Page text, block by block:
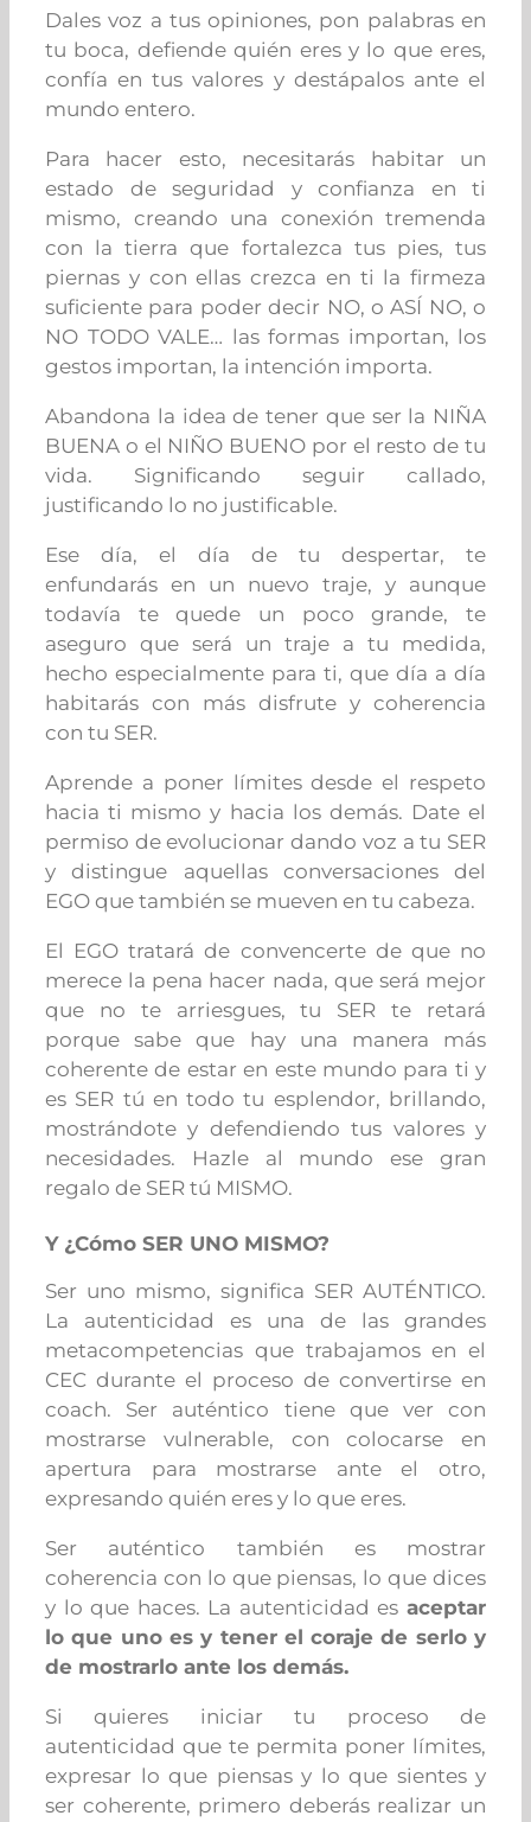
Dales voz a tus opiniones, pon palabras en
tu boca, defiende quién eres y lo que eres,
confía en tus valores y destápalos ante el
mundo entero.
Para hacer esto, necesitarás habitar un
estado de seguridad y confianza en ti
mismo, creando una conexión tremenda
con la tierra que fortalezca tus pies, tus
piernas y con ellas crezca en ti la firmeza
suficiente para poder decir NO, o ASÍ NO, o
NO TODO VALE… las formas importan, los
gestos importan, la intención importa.
Abandona la idea de tener que ser la NIÑA
BUENA o el NIÑO BUENO por el resto de tu
vida. Significando seguir callado,
justificando lo no justificable.
Ese día, el día de tu despertar, te
enfundarás en un nuevo traje, y aunque
todavía te quede un poco grande, te
aseguro que será un traje a tu medida,
hecho especialmente para ti, que día a día
habitarás con más disfrute y coherencia
con tu SER.
Aprende a poner límites desde el respeto
hacia ti mismo y hacia los demás. Date el
permiso de evolucionar dando voz a tu SER
y distingue aquellas conversaciones del
EGO que también se mueven en tu cabeza.
El EGO tratará de convencerte de que no
merece la pena hacer nada, que será mejor
que no te arriesgues, tu SERte retará
porque sabe que hay una manera más
coherente de estar en este mundo para ti y
es SER tú en todo tu esplendor, brillando,
mostrándote y defendiendo tus valores y
necesidades. Hazle al mundo ese gran
regalo de SER tú MISMO.
Y ¿Cómo SER UNO MISMO?
Ser uno mismo, significa SER AUTÉNTICO.
La autenticidad es una de las grandes
metacompetencias que trabajamos en el
CEC durante el proceso de convertirse en
coach. Ser auténtico tiene que ver con
mostrarse vulnerable, con colocarse en
apertura para mostrarse ante el otro,
expresando quién eres y lo que eres.
Ser auténtico también es mostrar
coherencia con lo que piensas, lo que dices
y lo que haces. La autenticidad es aceptar
lo que uno es y tener el coraje de serlo y
de mostrarlo ante los demás.
Si quieres iniciar tu proceso de
autenticidad que te permita poner límites,
expresar lo que piensas y lo que sientes y
ser coherente, primero deberás realizar un